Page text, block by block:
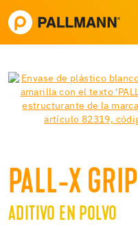
PALL-X GRIP
ADITIVO EN POLVO